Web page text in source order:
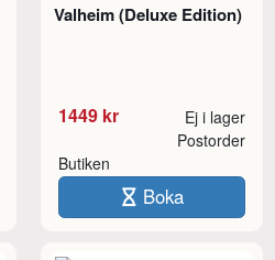
Valheim (Deluxe Edition)
1449 kr Ej i lager
Butiken
Postorder
Boka